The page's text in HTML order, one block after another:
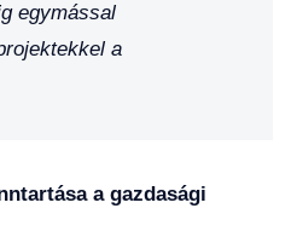
egymással
a
a gazdasági